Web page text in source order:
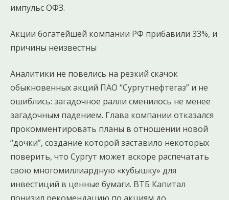
импульс ОФЗ.
Акции богатейшей компании РФ прибавили 33%, и
причины неизвестны
Аналитики не повелись на резкий скачок
обыкновенных акций ПАО “Сургутнефтегаз” и не
ошиблись: загадочное ралли сменилось не менее
загадочным падением. Глава компании отказался
прокомментировать планы в отношении новой
“дочки”, создание которой заставило некоторых
поверить, что Сургут может вскоре распечатать
свою многомиллиардную «кубышку» для
инвестиций в ценные бумаги. ВТБ Капитал